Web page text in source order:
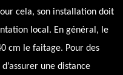
cela, son installation doit
local. En général, le
cm le faitage. Pour des
une distance